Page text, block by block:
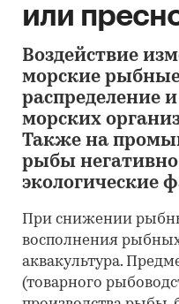
или
Воздействие
морские
распределение
морских
Также на
рыбы
экологические
При снижении
восполнения
аквакультура.
(товарного